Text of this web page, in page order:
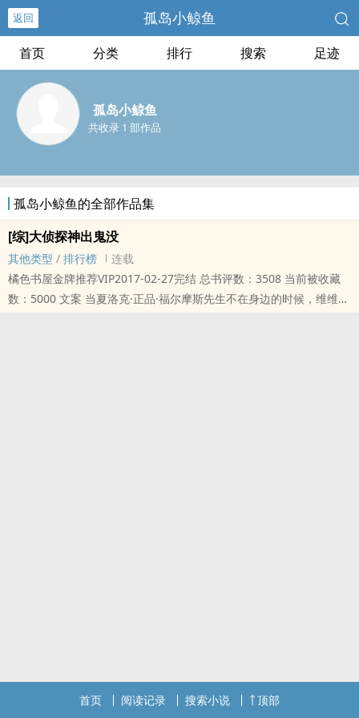
返回 孤岛小鲸鱼
首页 分类 排行 搜索 足迹
孤岛小鲸鱼
共收录 1 部作品
孤岛小鲸鱼的全部作品集
[综]大侦探神出鬼没
其他类型 / 排行榜
连载
橘色书屋金牌推荐VIP2017-02-27完结 总书评数：3508 当前被收藏
数：5000 文案 当夏洛克·正品·福尔摩斯先生不在身边的时候，维维觉
首页 阅读记录 搜索小说 顶部